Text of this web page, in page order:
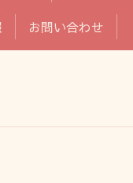
お問い合わせ